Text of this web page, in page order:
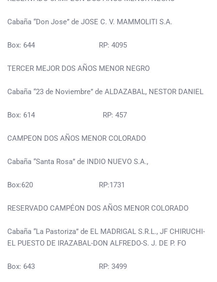
Cabaña “Don Jose” de JOSE C. V. MAMMOLITI S.A.
Box: 644 RP: 4095
TERCER MEJOR DOS AÑOS MENOR NEGRO
Cabaña “23 de Noviembre” de ALDAZABAL, NESTOR DANIEL
Box: 614 RP: 457
CAMPEON DOS AÑOS MENOR COLORADO
Cabaña “Santa Rosa” de INDIO NUEVO S.A.,
Box:620 RP:1731
RESERVADO CAMPÉON DOS AÑOS MENOR COLORADO
Cabaña “La Pastoriza” de EL MADRIGAL S.R.L., JF CHIRUCHI-
EL PUESTO DE IRAZABAL-DON ALFREDO-S. J. DE P. FO
Box: 643 RP: 3499